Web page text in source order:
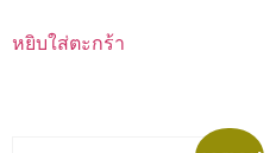
หยิบใส่ตะกร้า